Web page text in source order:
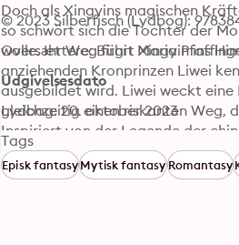
Doch als Xingyins magischen
so schwört sich die Tochter der
wolle. Ihr Weg führt Xingyin ins
anziehenden Kronprinzen Liwei
ausgebildet wird. Liwei weckt
gleichzeitig einen riskanten Weg,
Inspiriert von der Legende der
York-Times-Bestseller-Autorin Sue
»Die Tochter der Mondgöttin«-
© 2023 Silberfisch (Lydbog):
Oversættere: Birgit Maria
Udgivelsesdato
Lydbog: 20. oktober 2023
Tags
Episk fantasyMytisk fantasyRomantasy